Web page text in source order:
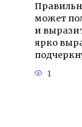
может
и
ярко
1